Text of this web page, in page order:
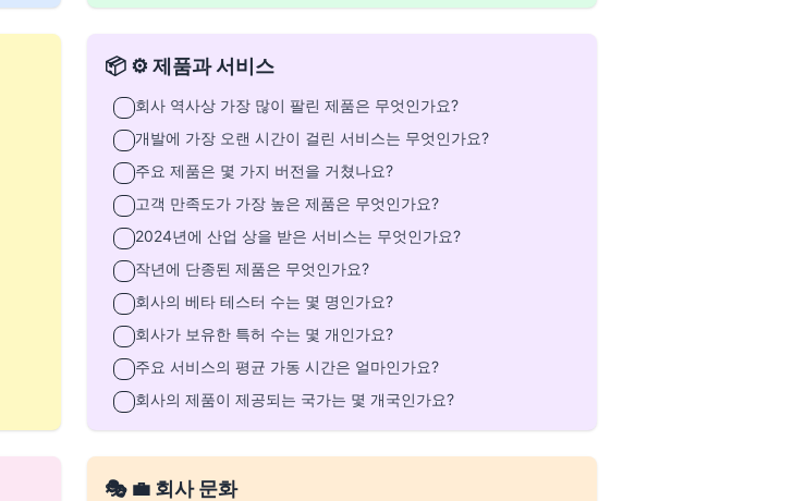
📦 ⚙️ 제품과 서비스
회사 역사상 가장 많이 팔린 제품은 무엇인가요?
개발에 가장 오랜 시간이 걸린 서비스는 무엇인가요?
주요 제품은 몇 가지 버전을 거쳤나요?
고객 만족도가 가장 높은 제품은 무엇인가요?
2024년에 산업 상을 받은 서비스는 무엇인가요?
작년에 단종된 제품은 무엇인가요?
회사의 베타 테스터 수는 몇 명인가요?
회사가 보유한 특허 수는 몇 개인가요?
주요 서비스의 평균 가동 시간은 얼마인가요?
회사의 제품이 제공되는 국가는 몇 개국인가요?
🎭 💼 회사 문화